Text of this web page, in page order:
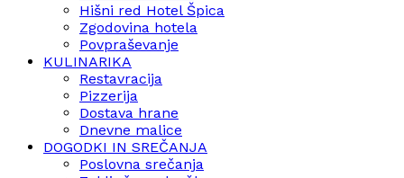
Hišni red Hotel Špica
Zgodovina hotela
Povpraševanje
KULINARIKA
Restavracija
Pizzerija
Dostava hrane
Dnevne malice
DOGODKI IN SREČANJA
Poslovna srečanja